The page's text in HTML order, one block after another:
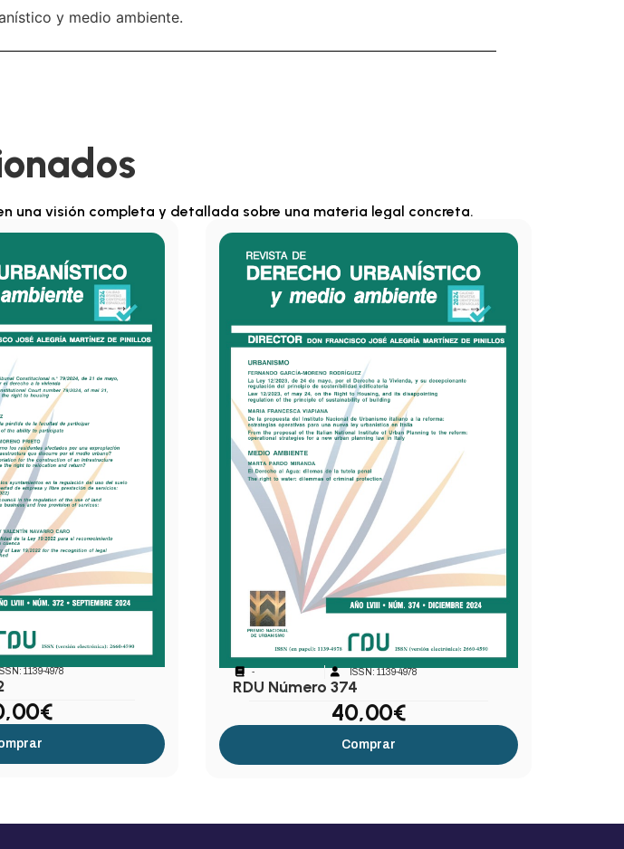
y medio ambiente.
una visión completa y detallada sobre una materia legal concreta.
ISSN: 1139-4978
€
- ISSN: 1139-4978
RDU Número 374
40,00€
Comprar